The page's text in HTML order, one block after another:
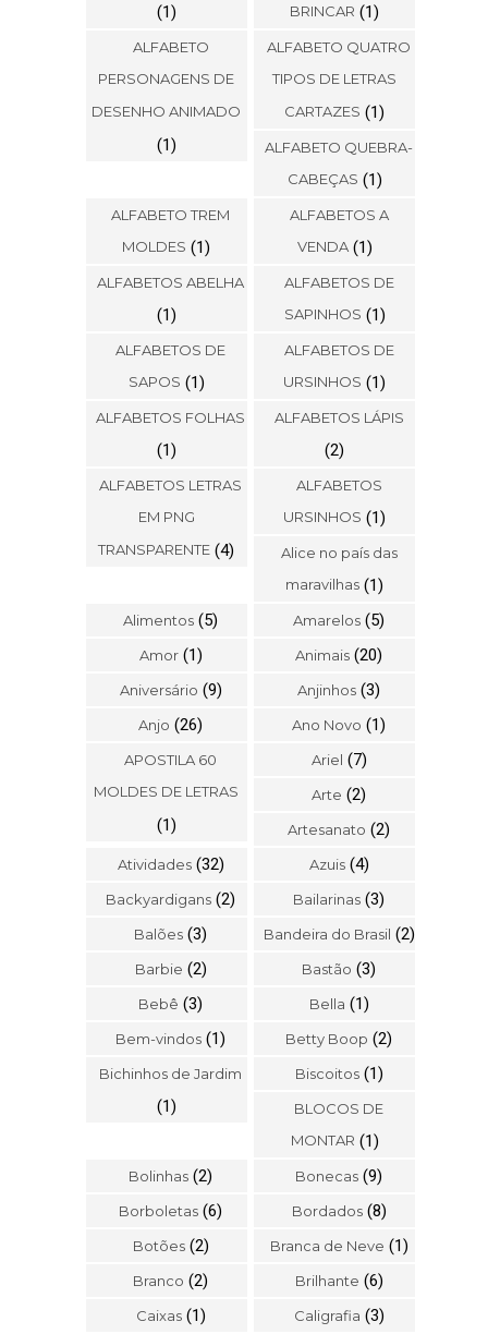
(1)
BRINCAR (1)
ALFABETO
PERSONAGENS DE
DESENHO ANIMADO
(1)
ALFABETO QUATRO
TIPOS DE LETRAS
CARTAZES (1)
ALFABETO QUEBRA-
CABEÇAS (1)
ALFABETO TREM
MOLDES (1)
ALFABETOS A
VENDA (1)
ALFABETOS ABELHA
(1)
ALFABETOS DE
SAPINHOS (1)
ALFABETOS DE
SAPOS (1)
ALFABETOS DE
URSINHOS (1)
ALFABETOS FOLHAS
(1)
ALFABETOS LÁPIS
(2)
ALFABETOS LETRAS
EM PNG
TRANSPARENTE (4)
ALFABETOS
URSINHOS (1)
Alice no país das
maravilhas (1)
Alimentos (5) Amarelos (5)
Amor (1) Animais (20)
Aniversário (9) Anjinhos (3)
Anjo (26) Ano Novo (1)
APOSTILA 60
MOLDES DE LETRAS
(1)
Ariel (7)
Arte (2)
Artesanato (2)
Atividades (32) Azuis (4)
Backyardigans (2) Bailarinas (3)
Balões (3) Bandeira do Brasil (2)
Barbie (2) Bastão (3)
Bebê (3) Bella (1)
Bem-vindos (1) Betty Boop (2)
Bichinhos de Jardim
(1)
Biscoitos (1)
BLOCOS DE
MONTAR (1)
Bolinhas (2) Bonecas (9)
Borboletas (6) Bordados (8)
Botões (2) Branca de Neve (1)
Branco (2) Brilhante (6)
Caixas (1) Caligrafia (3)